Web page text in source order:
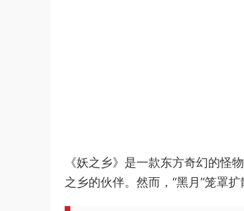
《妖之乡》是一款东方奇幻的怪
之乡的伙伴。然而，“黑月”笼罩